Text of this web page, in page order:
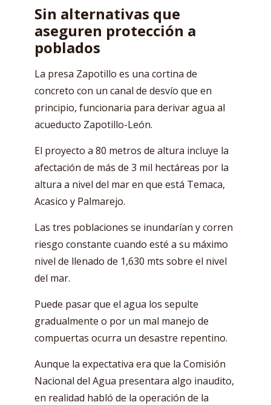
Sin alternativas que
aseguren protección a
poblados
La presa Zapotillo es una cortina de
concreto con un canal de desvío que en
principio, funcionaria para derivar agua al
acueducto Zapotillo-León.
El proyecto a 80 metros de altura incluye la
afectación de más de 3 mil hectáreas por la
altura a nivel del mar en que está Temaca,
Acasico y Palmarejo.
Las tres poblaciones se inundarían y corren
riesgo constante cuando esté a su máximo
nivel de llenado de 1,630 mts sobre el nivel
del mar.
Puede pasar que el agua los sepulte
gradualmente o por un mal manejo de
compuertas ocurra un desastre repentino.
Aunque la expectativa era que la Comisión
Nacional del Agua presentara algo inaudito,
en realidad habló de la operación de la